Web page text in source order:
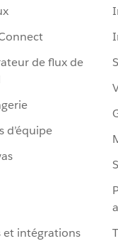
de flux de
d’équipe
et intégrations